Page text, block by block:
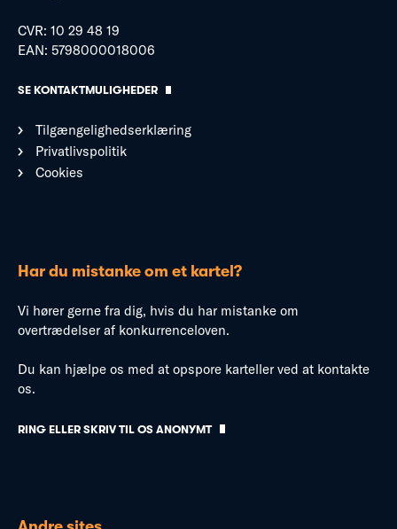
CVR: 10 29 48 19
EAN: 5798000018006
SE KONTAKTMULIGHEDER
Tilgængelighedserklæring
Privatlivspolitik
Cookies
Har du mistanke om et kartel?
Vi hører gerne fra dig, hvis du har mistanke om
overtrædelser af konkurrenceloven.
Du kan hjælpe os med at opspore karteller ved at kontakte
os.
RING ELLER SKRIV TIL OS ANONYMT